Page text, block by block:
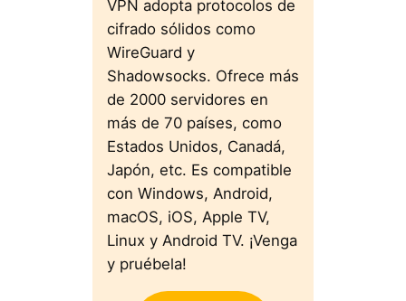
VPN adopta protocolos de
cifrado sólidos como
WireGuard y
Shadowsocks. Ofrece más
de 2000 servidores en
más de 70 países, como
Estados Unidos, Canadá,
Japón, etc. Es compatible
con Windows, Android,
macOS, iOS, Apple TV,
Linux y Android TV. ¡Venga
y pruébela!